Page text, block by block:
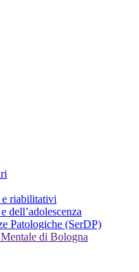
e riabilitativi
dell’adolescenza
Patologiche (SerDP)
di Bologna